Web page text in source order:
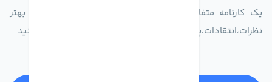
یک کارنامه متفاوت از زندگیت ثبت کن برای ارایه خدمات بهتر
نظرات،انتقادات،پیشنهاداتتان را به سامانه 30004719 ارسال کنید